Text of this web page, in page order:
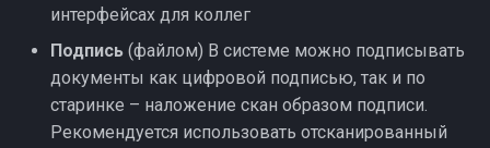
Видимость работ и ЭЦП
Заявки и планирование
Хотфиксы ноября
интерфейсах для коллег
Подпись (файлом) В системе можно подписывать
документы как цифровой подписью, так и по
старинке – наложение скан образом подписи.
Рекомендуется использовать отсканированный